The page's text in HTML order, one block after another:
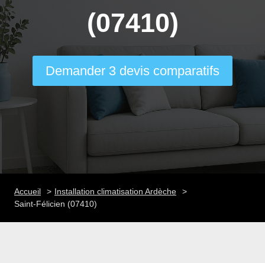
(07410)
Demander 3 devis comparatifs
Accueil
Installation climatisation Ardèche
Saint-Félicien (07410)